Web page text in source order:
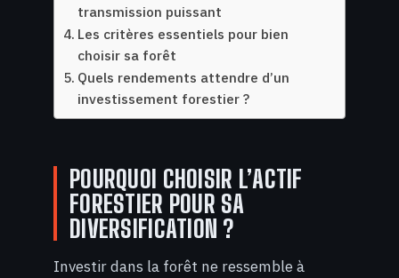
transmission puissant
Les critères essentiels pour bien
choisir sa forêt
Quels rendements attendre d’un
investissement forestier ?
POURQUOI CHOISIR L’ACTIF
FORESTIER POUR SA
DIVERSIFICATION ?
Investir dans la forêt ne ressemble à